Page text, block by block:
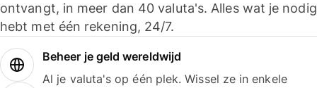
ontvangt, in meer dan 40 valuta's. Alles wat je nodig
hebt met één rekening, 24/7.
Beheer je geld wereldwijd
Al je valuta's op één plek. Wissel ze in enkele